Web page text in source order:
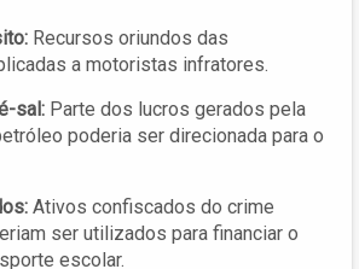
Recursos oriundos das
a motoristas infratores.
sal: Parte dos lucros gerados pela
poderia ser direcionada para o
Ativos confiscados do crime
ser utilizados para financiar o
escolar.